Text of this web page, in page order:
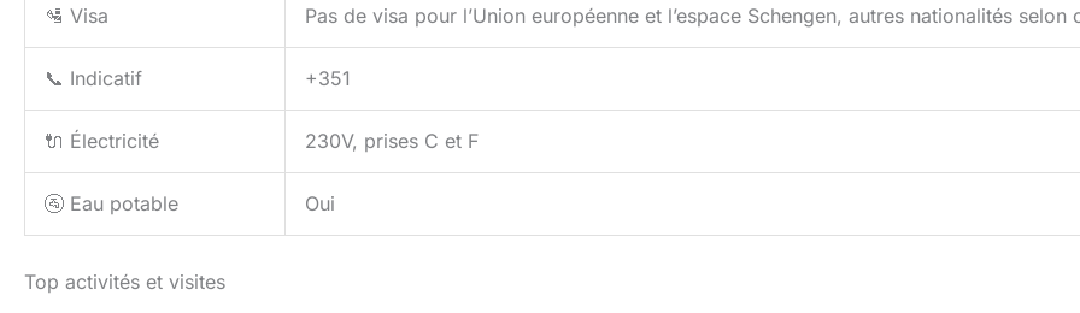
🛂 Visa Pas de visa pour l’Union européenne et l’espace Schengen, autres nationalités selon
📞 Indicatif +351
🔌 Électricité 230V, prises C et F
🚰 Eau potable Oui
Top activités et visites